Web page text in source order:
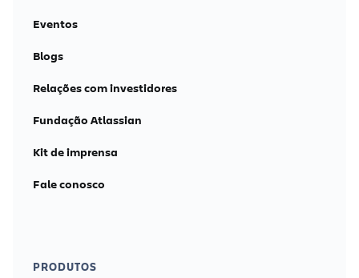
Eventos
Blogs
Relações com investidores
Fundação Atlassian
Kit de imprensa
Fale conosco
PRODUTOS